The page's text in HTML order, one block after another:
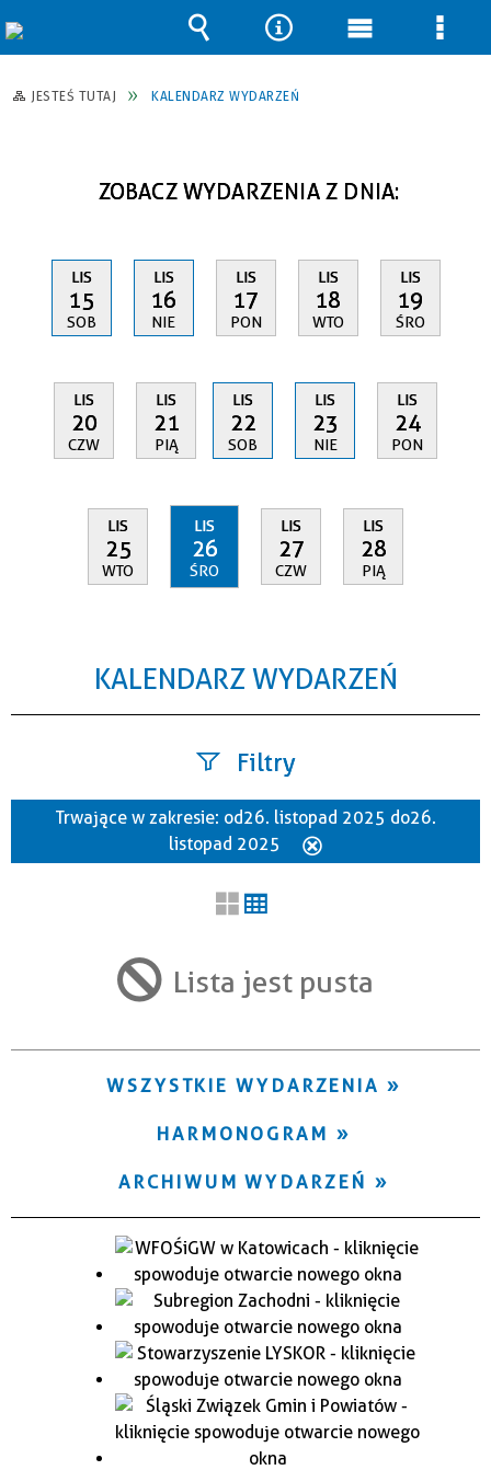
JESTEŚ TUTAJ KALENDARZ WYDARZEŃ
ZOBACZ WYDARZENIA Z DNIA:
LIS
15
SOB
LIS
16
NIE
LIS
17
PON
LIS
18
WTO
LIS
19
ŚRO
LIS
20
CZW
LIS
21
PIĄ
LIS
22
SOB
LIS
23
NIE
LIS
24
PON
LIS
25
WTO
LIS
26
ŚRO
LIS
27
CZW
LIS
28
PIĄ
KALENDARZ WYDARZEŃ
Filtry
Szukana fraza
Trwające w zakresie
Trwające w zakresie: od 26. listopad 2025 do 26.
listopad 2025
Lista jest pusta
WSZYSTKIE WYDARZENIA
HARMONOGRAM
ARCHIWUM WYDARZEŃ
Wyszukiwarka
Narzędzia
Menu Menu